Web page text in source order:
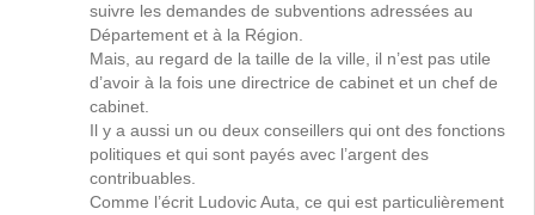
suivre les demandes de subventions adressées au
Département et à la Région.
Mais, au regard de la taille de la ville, il n’est pas utile
d’avoir à la fois une directrice de cabinet et un chef de
cabinet.
Il y a aussi un ou deux conseillers qui ont des fonctions
politiques et qui sont payés avec l’argent des
contribuables.
Comme l’écrit Ludovic Auta, ce qui est particulièrement